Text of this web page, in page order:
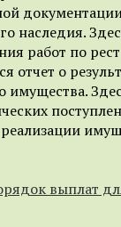
наследия.
работ по
отчет о
имущества.
выплат